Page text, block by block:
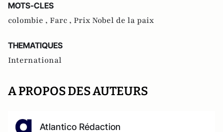
MOTS-CLES
colombie , Farc , Prix Nobel de la paix
THEMATIQUES
International
A PROPOS DES AUTEURS
Atlantico Rédaction